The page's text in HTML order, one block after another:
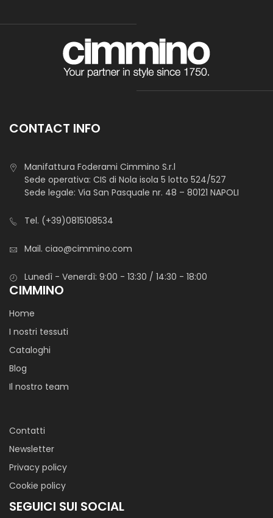
CONTACT INFO
Manifattura Foderami Cimmino S.r.l
Sede operativa: CIS di Nola isola 5 lotto 524/527
Sede legale: Via San Pasquale nr. 48 – 80121 NAPOLI
Tel. (+39)0815108534
Mail. ciao@cimmino.com
Lunedì - Venerdì: 9:00 - 13:30 / 14:30 - 18:00
CIMMINO
Home
I nostri tessuti
Cataloghi
Blog
Il nostro team
Contatti
Newsletter
Privacy policy
Cookie policy
SEGUICI SUI SOCIAL